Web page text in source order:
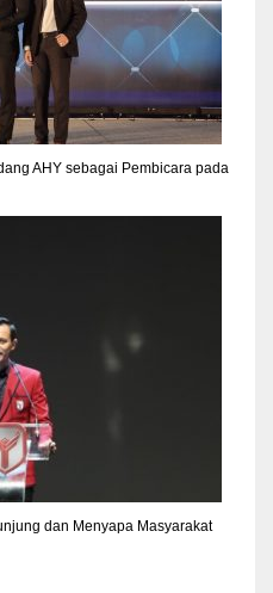
AHY sebagai Pembicara pada
dan Menyapa Masyarakat